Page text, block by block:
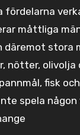
måttliga
stora
nötter, olivolja
fisk
spela